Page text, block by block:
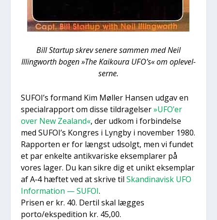
Bill Startup skrev sene­re sam­men med Neil
Illingworth bogen »The Kai­kou­ra UFO’s« om ople­vel­
ser­ne.
SUFOI’s for­mand Kim Møl­ler Han­sen udgav en
spe­ci­al­rap­port om dis­se til­dra­gel­ser»UFO’er
over New Zealand«, der udkom i for­bin­del­se
med SUFOI’s Kon­gres i Lyng­by i novem­ber 1980.
Rap­por­ten er for længst udsolgt, men vi fun­det
et par enkel­te antik­va­ri­ske eksem­pla­rer på
vores lager. Du kan sik­re dig et unikt eksem­plar
af A‑4 hæf­tet ved at skri­ve til Skan­di­na­visk UFO
Infor­ma­tion — SUFOI.
Pri­sen er kr. 40. Der­til skal læg­ges
porto/ekspedition kr. 45,00.